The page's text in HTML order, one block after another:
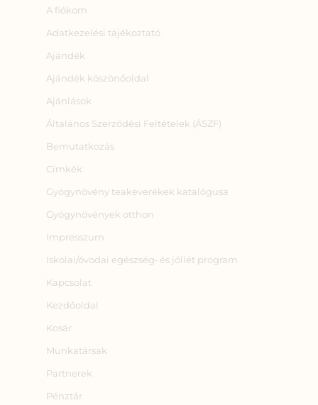
A fiókom
Adatkezelési tájékoztató
Ajándék
Ajándék köszönőoldal
Ajánlások
Általános Szerződési Feltételek (ÁSZF)
Bemutatkozás
Címkék
Gyógynövény teakeverékek katalógusa
Gyógynövények otthon
Impresszum
Iskolai/óvodai egészség‑ és jóllét program
Kapcsolat
Kezdőoldal
Kosár
Munkatársak
Partnerek
Pénztár